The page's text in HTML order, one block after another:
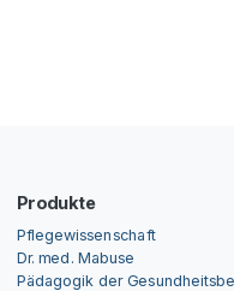
Produkte
Pflegewissenschaft
Dr. med. Mabuse
Pädagogik der